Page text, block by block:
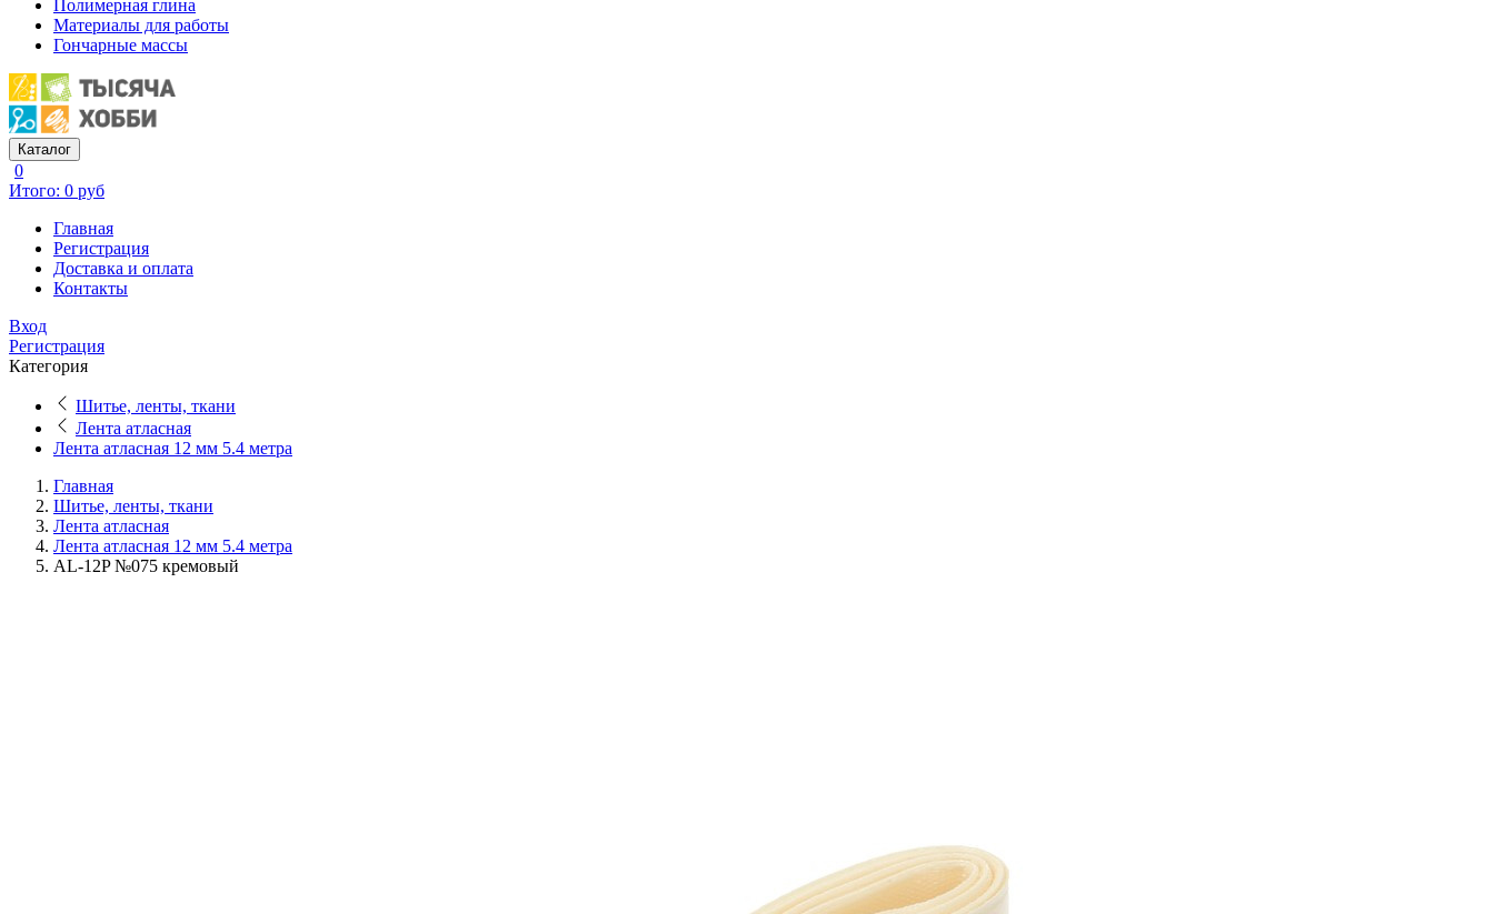
Полимерная глина
Материалы для работы
Гончарные массы
Каталог
0
Итого: 0 руб
Главная
Регистрация
Доставка и оплата
Контакты
Вход
Регистрация
Категория
Шитье, ленты, ткани
Лента атласная
Лента атласная 12 мм 5.4 метра
Главная
Шитье, ленты, ткани
Лента атласная
Лента атласная 12 мм 5.4 метра
AL-12P №075 кремовый